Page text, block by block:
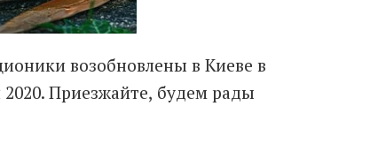
возобновлены в Киеве в
Приезжайте, будем рады